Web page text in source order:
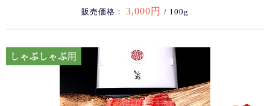
販売価格： 3,000円 / 100g